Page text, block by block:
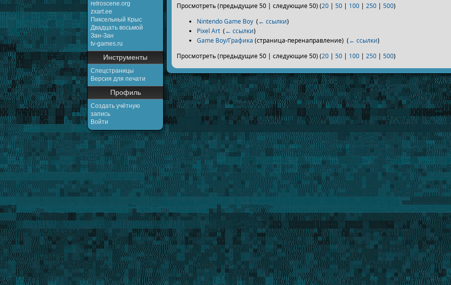
retroscene.org
zxart.ee
Пиксельный Крыс
Двадцать восьмой
Зан-Зан
tv-games.ru
Инструменты
Спецстраницы
Версия для печати
Профиль
Создать учётную
запись
Войти
Просмотреть (предыдущие 50 | следующие 50) (20 | 50 | 100 | 250 | 500)
Nintendo Game Boy (← ссылки)
Pixel Art (← ссылки)
Game Boy/Графика (страница-перенаправление) ‎ (← ссылки)
Просмотреть (предыдущие 50 | следующие 50) (20 | 50 | 100 | 250 | 500)